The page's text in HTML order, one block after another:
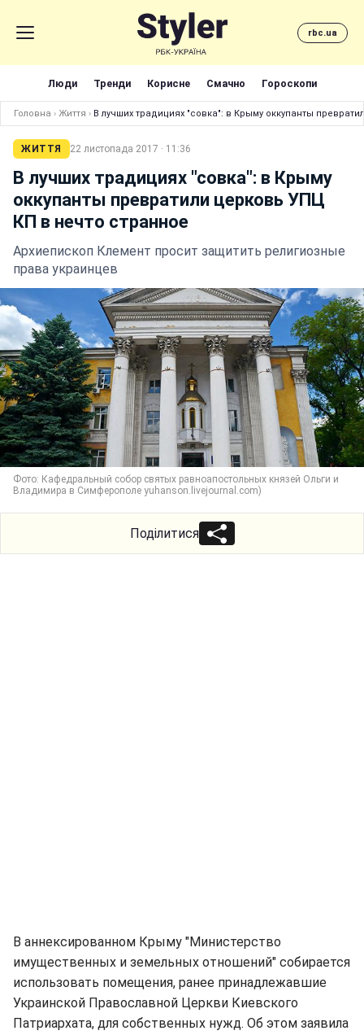
rbc.ua
Люди Тренди Корисне Смачно Гороскопи
Головна › Життя › В лучших традициях "совка": в Крыму оккупанты
ЖИТТЯ 22 листопада 2017 · 11:36
В лучших традициях "совка": в Крыму
оккупанты превратили церковь УПЦ
КП в нечто странное
Архиепископ Клемент просит защитить религиозные
права украинцев
Фото: Кафедральный собор святых равноапостольных князей Ольги и
Владимира в Симферополе yuhanson.livejournal.com)
Поділитися
В аннексированном Крыму "Министерство
имущественных и земельных отношений" собирается
использовать помещения, ранее принадлежавшие
Украинской Православной Церкви Киевского
Патриархата, для собственных нужд. Об этом заявила